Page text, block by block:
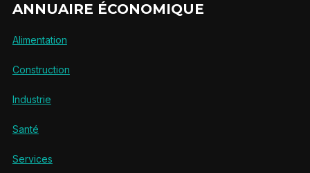
ANNUAIRE ÉCONOMIQUE
Alimentation
Construction
Industrie
Santé
Services